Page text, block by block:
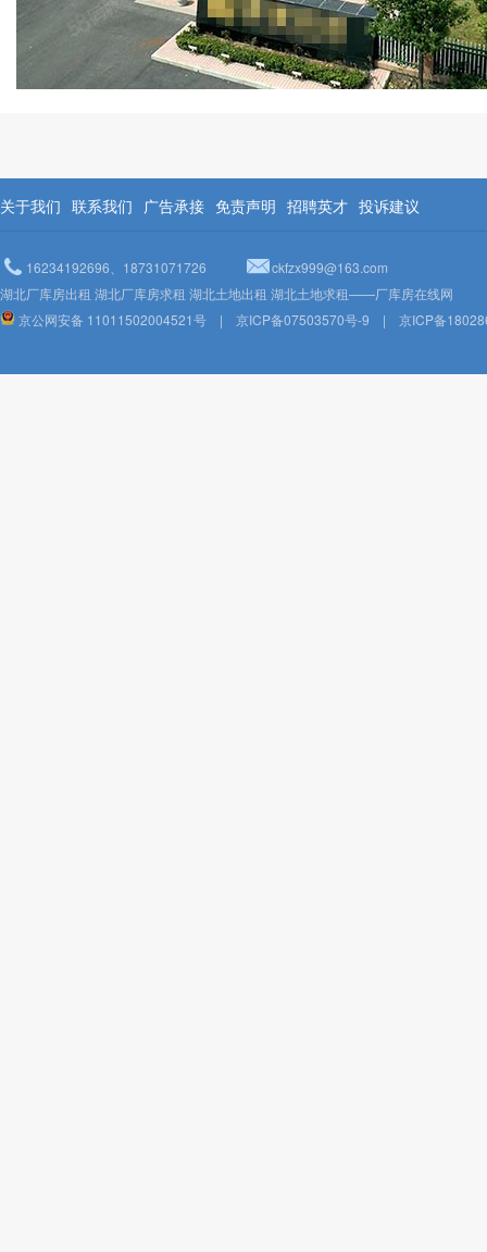
关于我们 联系我们 广告承接 免责声明 招聘英才 投诉建议
16234192696、18731071726
ckfzx999@163.com
湖北厂库房出租 湖北厂库房求租 湖北土地出租 湖北土地求租——厂库房在线网
京公网安备 11011502004521号 | 京ICP备07503570号-9 | 京ICP备